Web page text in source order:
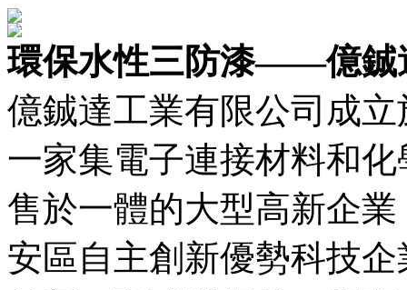
環保水性三防漆——億鋮
億鋮達工業有限公司成
一家集電子連接材料和
售於一體的大型高新企
安區自主創新優勢科技